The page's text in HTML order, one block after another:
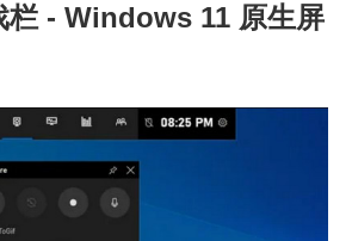
栏 - Windows 11 原生屏